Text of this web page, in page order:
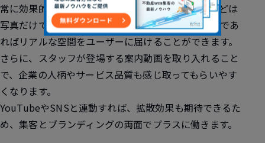
常に効果的です。室内の広さや雰囲気、周辺環境などは
写真だけでは伝わりづらい場合がありますが、動画であ
ればリアルな空間をユーザーに届けることができます。
さらに、スタッフが登場する案内動画を取り入れること
で、企業の人柄やサービス品質も感じ取ってもらいやす
くなります。
YouTubeやSNSと連動すれば、拡散効果も期待できるた
め、集客とブランディングの両面でプラスに働きます。